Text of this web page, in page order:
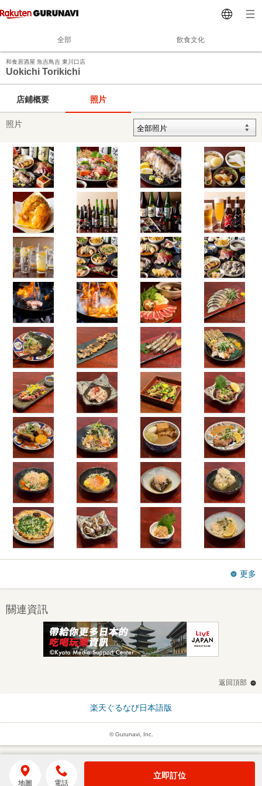
全部 飲食文化
和食居酒屋 魚吉鳥吉 東川口店
Uokichi Torikichi
店鋪概要 照片
照片
更多
關連資訊
返回頂部
楽天ぐるなび日本語版
© Gurunavi, Inc.
地圖 電話
立即訂位